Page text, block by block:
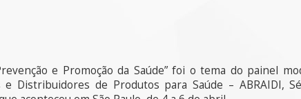
e Promoção da Saúde” foi o tema do painel
Distribuidores de Produtos para Saúde – ABRAIDI,